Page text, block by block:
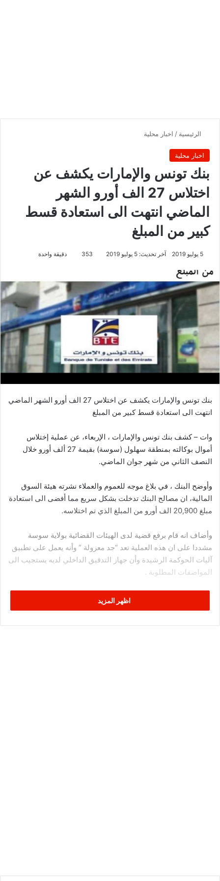
الرئيسية / اخبار محلية
اخبار محلية
بنك تونس والإمارات يكشف عن
اختلاس 27 الف أورو الشهر
الماضي انتهت الى استعادة قسط
كبير من المبلغ
5 يوليو 2019 آخر تحديث: 5 يوليو 2019 353 دقيقة واحدة
بنك تونس والإمارات يكشف عن اختلاس 27 الف أورو الشهر الماضي
انتهت الى استعادة قسط كبير من المبلغ
وات – كشف بنك تونس والإمارات ، الإربعاء، عن عملية إختلاس
أموال بوكالته بمنطقة سهلول (سوسة) بقيمة 27 ألف أورو خلال
النصف الثاني من شهر جوان الماضي.
وأوضح البنك ، في بلاغ موجه للعموم والعملاء نشرته هيئة السوق
المالية، ان مصالح البنك تدخلت بشكل سريع مما أفضى الى استعادة
مبلغ 20,900 الف أورو من المبلغ الذي تم اختلاسه.
وأضاف انه قام برفع قضية لدى الهيئات القضائية بولاية سوسة
مشددا على ان هذه العملية تعد “جد معزولة ” وأنه يعمل على تطبيق
آليات الحوكمة الرشيدة وأن جهاز التدقيق الداخلي لديه يستجيب الى
المواصفات المطلوبة .
ويعد بنك تونس والإمارات أحد المصارف المدرجة ببورصة الاوراق
المالية بتونس ويتداول المستثمرون في البورصة سهم المصرف عند
اظهر المزيد